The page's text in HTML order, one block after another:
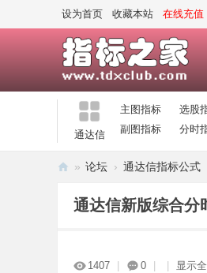
设为首页 收藏本站 在线充值
通达信
主图指标 选股
副图指标
分时
» 论坛 › 通达信指标公式
通达信新版综合分
1407 0 显示